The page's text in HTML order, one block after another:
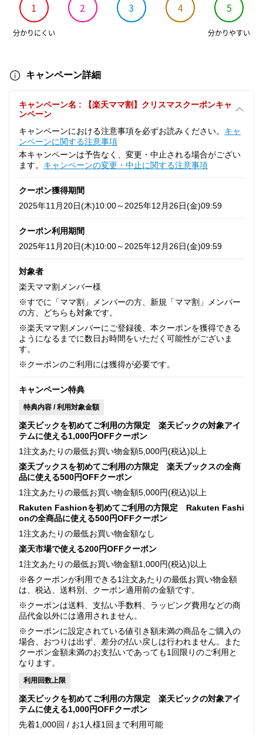
1 2 3 4 5
分かりにくい 分かりやすい
キャンペーン詳細
キャンペーン名 : 【楽天ママ割】クリスマスクーポンキャ
ンペーン
キャンペーンにおける注意事項を必ずお読みください。 キャ
ンペーンに関する注意事項
本キャンペーンは予告なく、変更・中止される場合がござい
ます。 キャンペーンの変更・中止に関する注意事項
クーポン獲得期間
2025年11月20日(木)10:00～2025年12月26日(金)09:59
クーポン利用期間
2025年11月20日(木)10:00～2025年12月26日(金)09:59
対象者
楽天ママ割メンバー様
※すでに「ママ割」メンバーの方、新規「ママ割」メンバー
の方、どちらも対象です。
※楽天ママ割メンバーにご登録後、本クーポンを獲得できる
ようになるまでに数日お時間をいただく可能性がございま
す。
※クーポンのご利用には獲得が必要です。
キャンペーン特典
特典内容 / 利用対象金額
楽天ビックを初めてご利用の方限定 楽天ビックの対象アイ
テムに使える1,000円OFFクーポン
1注文あたりの最低お買い物金額5,000円(税込)以上
楽天ブックスを初めてご利用の方限定 楽天ブックスの全商
品に使える500円OFFクーポン
1注文あたりの最低お買い物金額5,000円(税込)以上
Rakuten Fashionを初めてご利用の方限定 Rakuten Fashi
onの全商品に使える500円OFFクーポン
1注文あたりの最低お買い物金額なし
楽天市場で使える200円OFFクーポン
1注文あたりの最低お買い物金額1,000円(税込)以上
※各クーポンが利用できる1注文あたりの最低お買い物金額
は、税込、送料別、クーポン適用前の金額です。
※クーポンは送料、支払い手数料、ラッピング費用などの商
品代金以外には適用されません。
※クーポンに設定されている値引き額未満の商品をご購入の
場合、おつりは出ず、差分の払い戻しは行われません。また
クーポン金額未満のお支払いであっても1回限りのご利用と
なります。
利用回数上限
楽天ビックを初めてご利用の方限定 楽天ビックの対象アイ
テムに使える1,000円OFFクーポン
先着1,000回 / お1人様1回まで利用可能